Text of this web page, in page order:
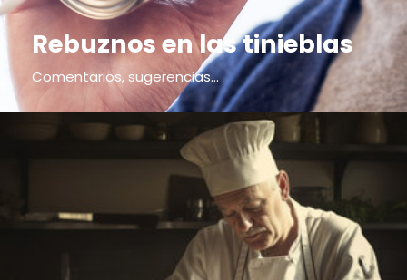
Rebuznos en las tinieblas
Comentarios, sugerencias...